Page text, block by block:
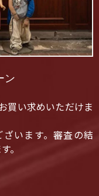
ン
買い求めいただけま
います。審査の結
。